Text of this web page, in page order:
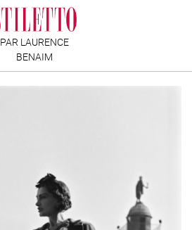
PAR LAURENCE
BENAIM